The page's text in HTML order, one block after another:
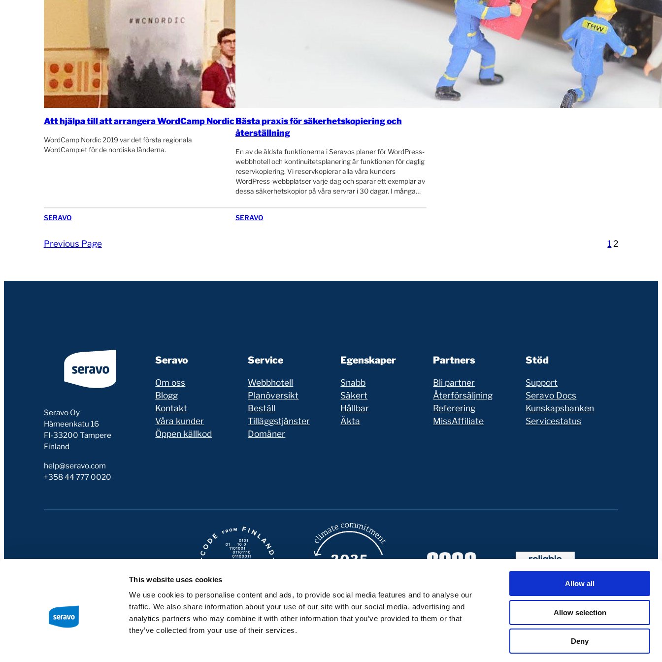
This website uses cookies
We use cookies to personalise content and ads, to provide social media features and to analyse our
traffic. We also share information about your use of our site with our social media, advertising and
analytics partners who may combine it with other information that you’ve provided to them or that
they’ve collected from your use of their services.
Allow all
Allow selection
Deny
Att hjälpa till att arrangera WordCamp Nordic
WordCamp Nordic 2019 var det första regionala
WordCamp:et för de nordiska länderna.
SERAVO
Bästa praxis för säkerhetskopiering och
återställning
En av de äldsta funktionerna i Seravos planer för WordPress-
webbhotell och kontinuitetsplanering är funktionen för daglig
reservkopiering. Vi reservkopierar alla våra kunders
WordPress-webbplatser varje dag och sparar ett exemplar av
dessa säkerhetskopior på våra servrar i 30 dagar. I många…
SERAVO
Previous Page 1 2
Seravo Oy
Hämeenkatu 16
FI-33200 Tampere
Finland
help@seravo.com
+358 44 777 0020
Seravo
Om oss
Blogg
Kontakt
Våra kunder
Öppen källkod
Service
Webbhotell
Planöversikt
Beställ
Tilläggstjänster
Domäner
Egenskaper
Snabb
Säkert
Hållbar
Äkta
Partners
Bli partner
Återförsäljning
Referering
MissAffiliate
Stöd
Support
Seravo Docs
Kunskapsbanken
Servicestatus
Seravo på GitHub